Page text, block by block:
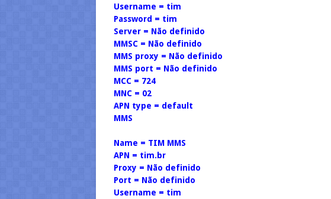
Username = tim
Password = tim
Server = Não definido
MMSC = Não definido
MMS proxy = Não definido
MMS port = Não definido
MCC = 724
MNC = 02
APN type = default
MMS
Name = TIM MMS
APN = tim.br
Proxy = Não definido
Port = Não definido
Username = tim